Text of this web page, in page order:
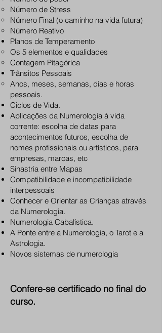
Número de Stress
Número Final (o caminho na vida futura)
Número Reativo
Planos de Temperamento
Os 5 elementos e qualidades
Contagem Pitagórica
Trânsitos Pessoais
Anos, meses, semanas, dias e horas
pessoais.
Ciclos de Vida.
Aplicações da Numerologia à vida
corrente: escolha de datas para
acontecimentos futuros, escolha de
nomes profissionais ou artísticos, para
empresas, marcas, etc
Sinastria entre Mapas
Compatibilidade e incompatibilidade
interpessoais
Conhecer e Orientar as Crianças através
da Numerologia.
Numerologia Cabalística.
A Ponte entre a Numerologia, o Tarot e a
Astrologia.
Novos sistemas de numerologia
Confere-se certificado no final do
curso.